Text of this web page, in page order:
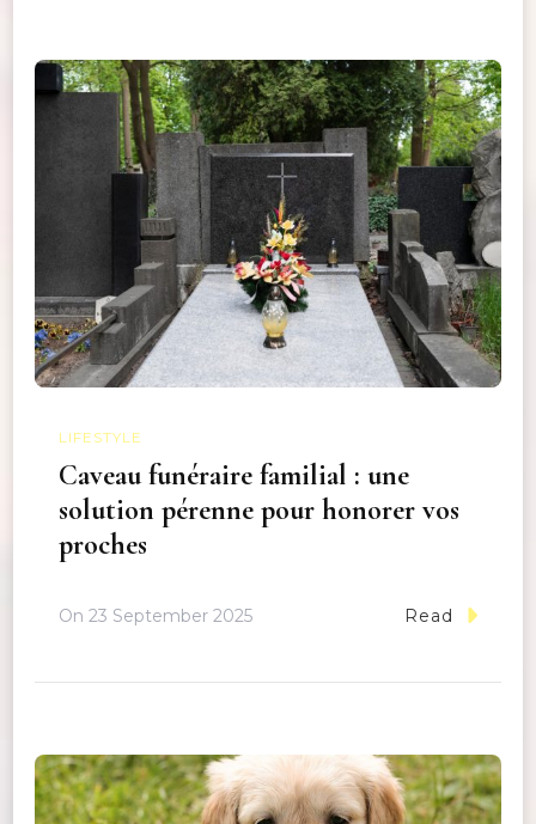
LIFESTYLE
Caveau funéraire familial : une
solution pérenne pour honorer vos
proches
On 23 September 2025 Read